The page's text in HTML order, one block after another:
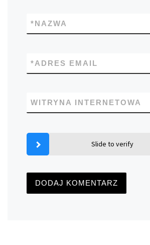
NAZWA
*
ADRES EMAIL
*
WITRYNA INTERNETOWA
Slide to verify